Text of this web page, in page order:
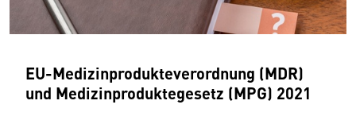
EU-Medizinprodukteverordnung (MDR)
und Medizinproduktegesetz (MPG) 2021